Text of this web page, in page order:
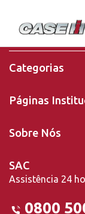
Categorias
Páginas
Sobre Nós
SAC
Assistência 24
0800